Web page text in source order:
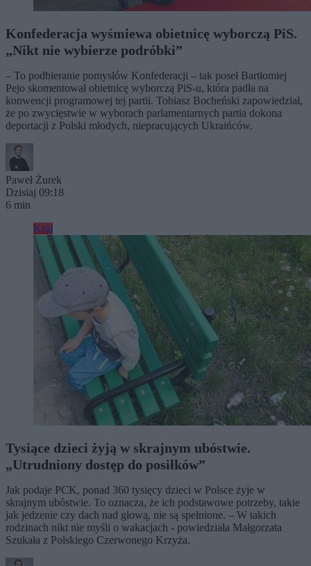
Konfederacja wyśmiewa obietnicę wyborczą PiS.
„Nikt nie wybierze podróbki”
– To podbieranie pomysłów Konfederacji – tak poseł Bartłomiej
Pejo skomentował obietnicę wyborczą PiS-u, która padła na
konwencji programowej tej partii. Tobiasz Bocheński zapowiedział,
że po zwycięstwie w wyborach parlamentarnych partia dokona
deportacji z Polski młodych, niepracujących Ukraińców.
Paweł Żurek
Dzisiaj 09:18
6 min
Kraj
Tysiące dzieci żyją w skrajnym ubóstwie.
„Utrudniony dostęp do posiłków”
Jak podaje PCK, ponad 360 tysięcy dzieci w Polsce żyje w
skrajnym ubóstwie. To oznacza, że ich podstawowe potrzeby, takie
jak jedzenie czy dach nad głową, nie są spełnione. – W takich
rodzinach nikt nie myśli o wakacjach - powiedziała Małgorzata
Szukała z Polskiego Czerwonego Krzyża.